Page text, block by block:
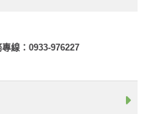
線：0933-976227